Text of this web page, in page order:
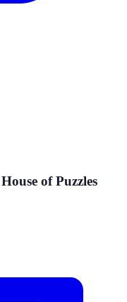
of Puzzles